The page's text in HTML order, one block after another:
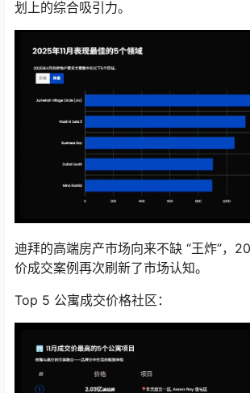
划上的综合吸引力。
迪拜的高端房产市场向来不缺 “王炸”，
价成交案例再次刷新了市场认知。
Top 5 公寓成交价格社区：